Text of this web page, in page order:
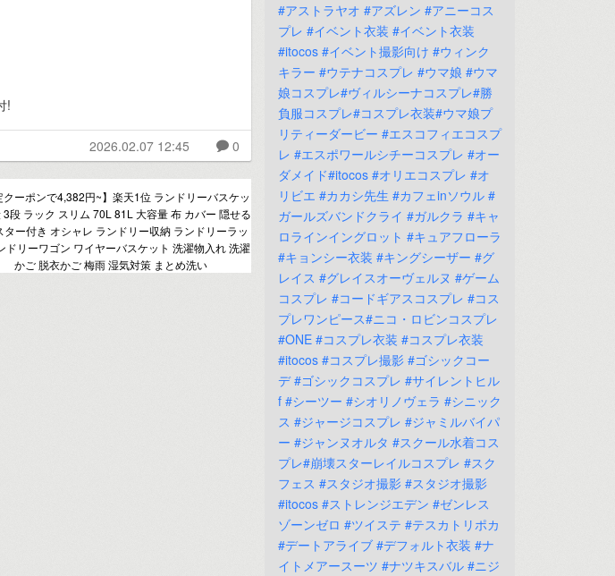
!
2026.02.07 12:45 0
クーポンで4,382円~】楽天1位 ランドリーバスケッ
3段 ラック スリム 70L 81L 大容量 布 カバー 隠せる
ター付き オシャレ ランドリー収納 ランドリーラッ
ドリーワゴン ワイヤーバスケット 洗濯物入れ 洗濯
かご 脱衣かご 梅雨 湿気対策 まとめ洗い
#アストラヤオ #アズレン #アニーコス
プレ #イベント衣装 #イベント衣装
#itocos #イベント撮影向け #ウィンク
キラー #ウテナコスプレ #ウマ娘 #ウマ
娘コスプレ#ヴィルシーナコスプレ#勝
負服コスプレ#コスプレ衣装#ウマ娘プ
リティーダービー #エスコフィエコスプ
レ #エスポワールシチーコスプレ #オー
ダメイド#itocos #オリエコスプレ #オ
リビエ #カカシ先生 #カフェinソウル #
ガールズバンドクライ #ガルクラ #キャ
ロラインイングロット #キュアフローラ
#キョンシー衣装 #キングシーザー #グ
レイス #グレイスオーヴェルヌ #ゲーム
コスプレ #コードギアスコスプレ #コス
プレワンピース#ニコ・ロビンコスプレ
#ONE #コスプレ衣装 #コスプレ衣装
#itocos #コスプレ撮影 #ゴシックコー
デ #ゴシックコスプレ #サイレントヒル
f #シーツー #シオリノヴェラ #シニック
ス #ジャージコスプレ #ジャミルバイパ
ー #ジャンヌオルタ #スクール水着コス
プレ#崩壊スターレイルコスプレ #スク
フェス #スタジオ撮影 #スタジオ撮影
#itocos #ストレンジエデン #ゼンレス
ゾーンゼロ #ツイステ #テスカトリポカ
#デートアライブ #デフォルト衣装 #ナ
イトメアースーツ #ナツキスバル #ニジ